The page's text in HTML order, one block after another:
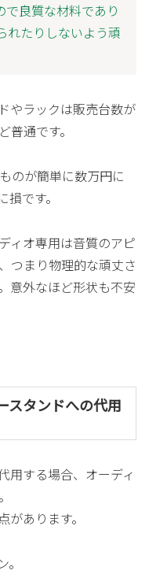
で良質な材料であり
れたりしないよう頑
やラックは販売台数が
通です。
のが簡単に数万円に
です。
ィオ専用は音質のアピ
つまり物理的な頑丈さ
意外なほど形状も不安
スタンドへの代用
用する場合、オーディ
あります。